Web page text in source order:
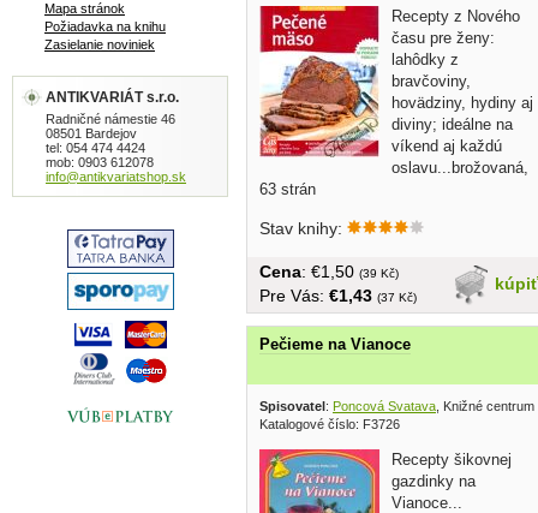
Recepty z Nového
času pre ženy:
lahôdky z
bravčoviny,
hovädziny, hydiny aj
diviny; ideálne na
víkend aj každú
oslavu...brožovaná,
63 strán
Stav knihy:
kúpiť
Cena: €1,50 (39 Kč)
Pre Vás: €1,43 (37 Kč)
Pečieme na Vianoce
Spisovatel: Poncová Svatava , Knižné centrum
Katalogové číslo: F3726
Recepty šikovnej
gazdinky na
Vianoce...
Mapa stránok
Požiadavka na knihu
Zasielanie noviniek
ANTIKVARIÁT s.r.o.
Radničné námestie 46
08501 Bardejov
tel: 054 474 4424
mob: 0903 612078
info@antikvariatshop.sk